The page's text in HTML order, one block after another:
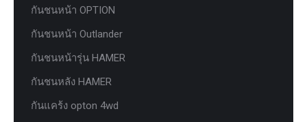
กันชนหน้า OPTION
กันชนหน้า Outlander
กันชนหน้ารุ่น HAMER
กันชนหลัง HAMER
กันแคร้ง opton 4wd